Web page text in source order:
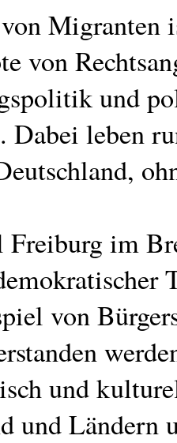
Migranten
von
und
Dabei leben
im
von
und
und Ländern